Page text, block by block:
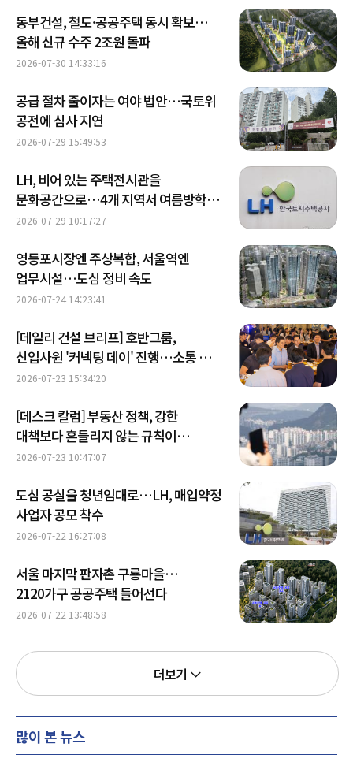
동부건설, 철도·공공주택 동시 확보…
올해 신규 수주 2조원 돌파
2026-07-30 14:33:16
공급 절차 줄이자는 여야 법안…국토위
공전에 심사 지연
2026-07-29 15:49:53
LH, 비어 있는 주택전시관을
문화공간으로…4개 지역서 여름방학
행사
2026-07-29 10:17:27
영등포시장엔 주상복합, 서울역엔
업무시설…도심 정비 속도
2026-07-24 14:23:41
[데일리 건설 브리프] 호반그룹,
신입사원 '커넥팅 데이' 진행…소통 경영
강화 外
2026-07-23 15:34:20
[데스크 칼럼] 부동산 정책, 강한
대책보다 흔들리지 않는 규칙이
필요하다
2026-07-23 10:47:07
도심 공실을 청년임대로…LH, 매입약정
사업자 공모 착수
2026-07-22 16:27:08
서울 마지막 판자촌 구룡마을…
2120가구 공공주택 들어선다
2026-07-22 13:48:58
더보기
많이 본 뉴스